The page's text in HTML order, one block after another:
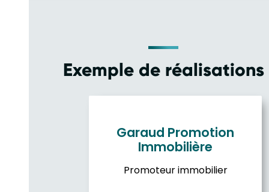
Exemple de réalisations
Garaud Promotion
Immobilière
Promoteur immobilier